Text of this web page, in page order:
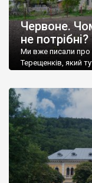
Червоне.
не потрібні?
Ми вже писали про
Терещенків, який